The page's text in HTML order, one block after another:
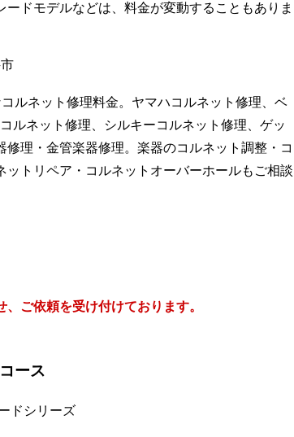
ードモデルなどは、料金が変動することもありま
ルネット修理料金。ヤマハコルネット修理、ベ
ルネット修理、シルキーコルネット修理、ゲッ
修理・金管楽器修理。楽器のコルネット調整・コ
ットリペア・コルネットオーバーホールもご相談
ご依頼を受け付けております。
ース
ドシリーズ